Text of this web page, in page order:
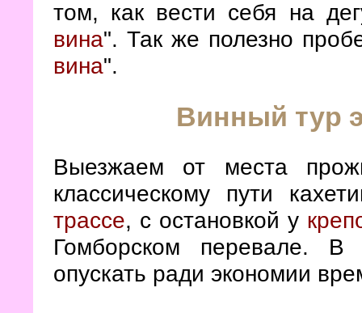
том, как вести себя на
вина". Так же полезно
вина".
Винный тур
Выезжаем от места
классическому пути
трассе, с остановкой у
Гомборском перевале.
опускать ради экономии